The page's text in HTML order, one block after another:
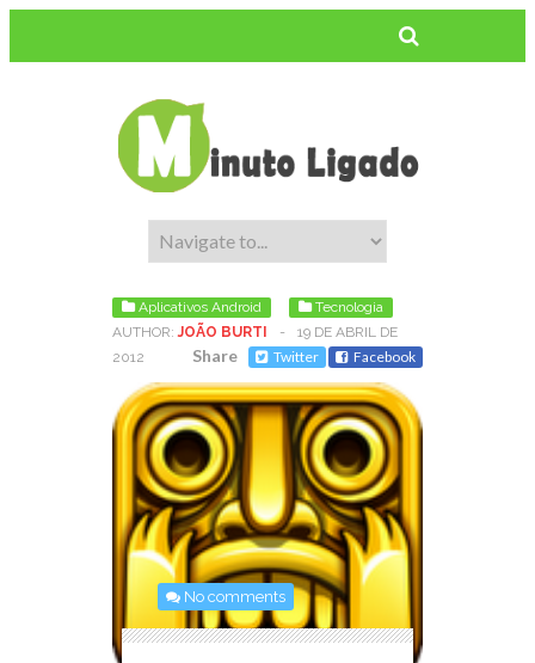
Aplicativos Android
Tecnologia
AUTHOR: JOÃO BURTI -
19 DE ABRIL DE
2012
Share Twitter Facebook
No comments